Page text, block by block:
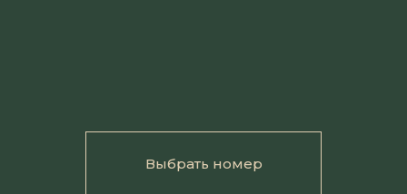
Выбрать номер